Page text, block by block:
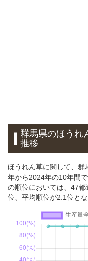
群馬県のほうれ
推移
ほうれん草に関して、
年から2024年の10年間
の順位においては、47
位、平均順位が2.1位とな